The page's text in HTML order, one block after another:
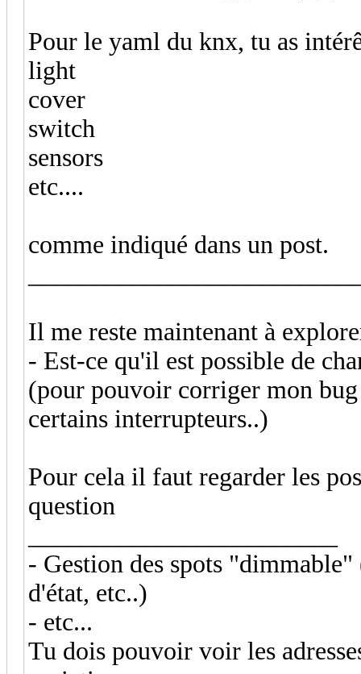
Pour le yaml du knx, tu as
light
cover
switch
sensors
etc....
comme indiqué dans un post.
Il me reste maintenant à
- Est-ce qu'il est possible de
(pour pouvoir corriger mon
certains interrupteurs..)
Pour cela il faut regarder les
question
- Gestion des spots
d'état, etc..)
- etc...
Tu dois pouvoir voir les